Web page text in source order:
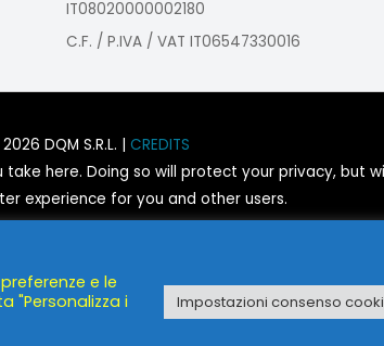
IT08020000002180
C.F. / P.IVA / VAT IT06547330016
DQM S.R.L. | CREDITS
here. Doing so will protect your privacy, but
experience for you and other users.
BYDQM S.R.L.
e le
"Personalizza i
Impostazioni consenso